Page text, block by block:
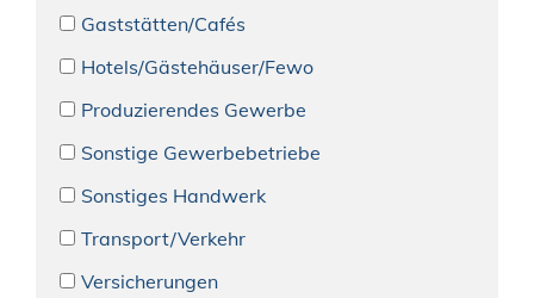
Gaststätten/Cafés
Hotels/Gästehäuser/Fewo
Produzierendes Gewerbe
Sonstige Gewerbebetriebe
Sonstiges Handwerk
Transport/Verkehr
Versicherungen